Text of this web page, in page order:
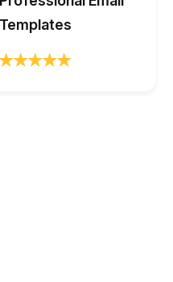
Templates